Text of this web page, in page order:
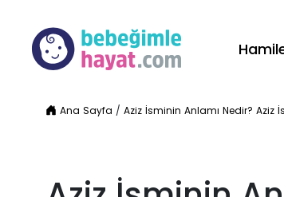
Ana Sayfa /Aziz İsminin Anlamı Nedir? Aziz